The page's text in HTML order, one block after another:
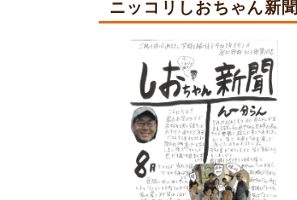
ニッコリしおちゃん新聞